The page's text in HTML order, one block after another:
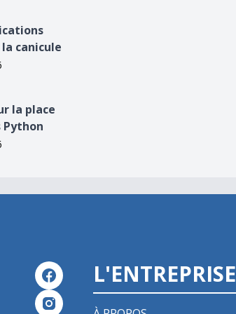
canicule
la place
Python
L'ENTREPRISE